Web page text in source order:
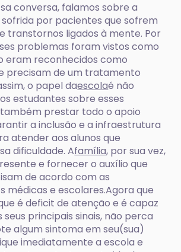
conversa, falamos sobre a
por pacientes que sofrem
transtornos ligados à mente. Por
problemas foram vistos como
eram reconhecidos como
precisam de um tratamento
o papel daescolaé não
estudantes sobre esses
prestar todo o apoio
a inclusão e a infraestrutura
atender aos alunos que
dificuldade. Afamília, por sua vez,
e fornecer o auxílio que
de acordo com as
médicas e escolares.Agora que
é deficit de atenção e é capaz
principais sinais, não perca
algum sintoma em seu(sua)
imediatamente a escola e